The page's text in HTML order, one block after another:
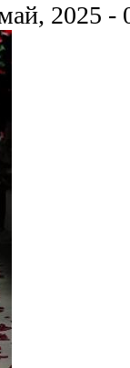
2025 -